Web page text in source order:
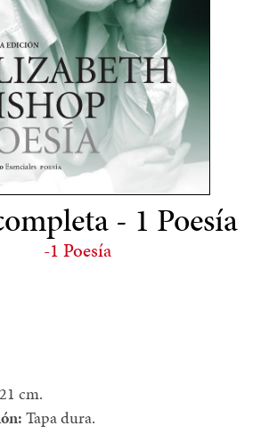
- 1 Poesía
-1 Poesía
cm.
Tapa dura.